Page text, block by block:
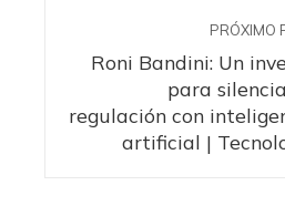
PRÓXIMO
Roni Bandini: Un
para
regulación con
artificial |